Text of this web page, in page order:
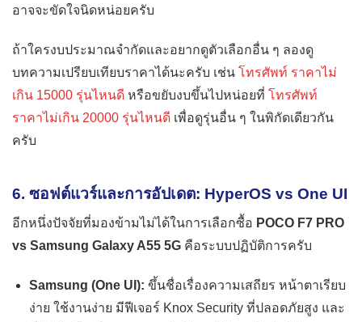
อาจจะขัดใจนิดหน่อยครับ
ถ้าใครงบประมาณจำกัดและอยากดูตัวเลือกอื่น ๆ ลองดู
บทความเปรียบเทียบราคาได้นะครับ เช่น โทรศัพท์ ราคาไม่
เกิน 15000 รุ่นไหนดี หรือขยับงบขึ้นไปหน่อยที่ โทรศัพท์
ราคาไม่เกิน 20000 รุ่นไหนดี เพื่อดูรุ่นอื่น ๆ ในพิกัดเดียวกัน
ครับ
6. ซอฟต์แวร์และการอัปเดต: HyperOS vs One UI
อีกหนึ่งปัจจัยที่มองข้ามไม่ได้ในการเลือกซื้อ POCO F7 PRO
vs Samsung Galaxy A55 5G คือระบบปฏิบัติการครับ
Samsung (One UI): ขึ้นชื่อเรื่องความเสถียร หน้าตาเรียบ
ง่าย ใช้งานง่าย มีฟีเจอร์ Knox Security ที่ปลอดภัยสูง และ